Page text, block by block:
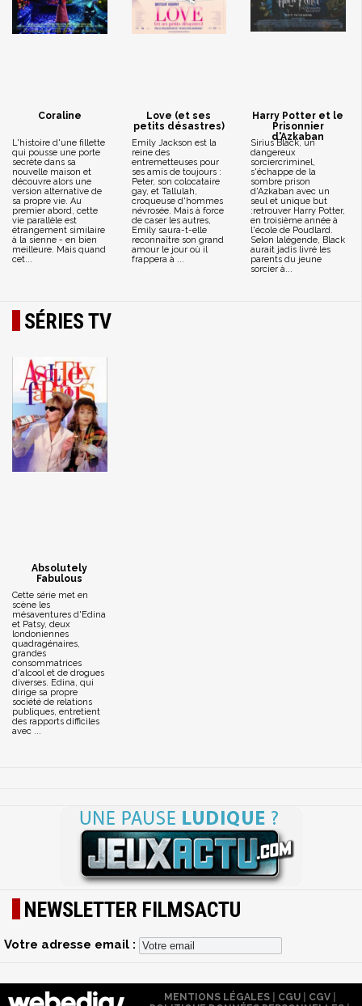
Coraline
L'histoire d'une fillette
qui pousse une porte
secrète dans sa
nouvelle maison et
découvre alors une
version alternative de
sa propre vie. Au
premier abord, cette
vie parallèle est
étrangement similaire
à la sienne - en bien
meilleure. Mais quand
cet...
Love (et ses
petits désastres)
Emily Jackson est la
reine des
entremetteuses pour
ses amis de toujours :
Peter, son colocataire
gay, et Tallulah,
croqueuse d'hommes
névrosée. Mais à force
de caser les autres,
Emily saura-t-elle
reconnaître son grand
amour le jour où il
frappera à ...
Harry Potter et le
Prisonnier
d'Azkaban
Sirius Black, un
dangereux
sorciercriminel,
s'échappe de la
sombre prison
d'Azkaban avec un
seul et unique but
:retrouver Harry Potter,
en troisième année à
l'école de Poudlard.
Selon lalégende, Black
aurait jadis livré les
parents du jeune
sorcier à...
SÉRIES TV
Absolutely
Fabulous
Cette série met en
scène les
mésaventures d'Edina
et Patsy, deux
londoniennes
quadragénaires,
grandes
consommatrices
d'alcool et de drogues
diverses. Edina, qui
dirige sa propre
société de relations
publiques, entretient
des rapports difficiles
avec ...
NEWSLETTER FILMSACTU
Votre adresse email :
MENTIONS LÉGALES| CGU| CGV|